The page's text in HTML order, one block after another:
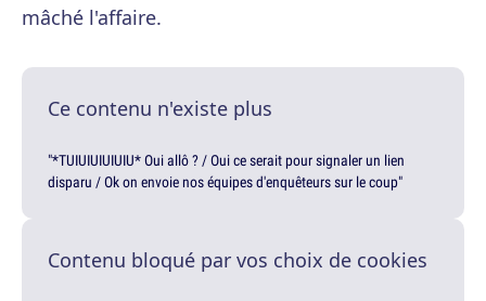
mâché l'affaire.
Ce contenu n'existe plus
"*TUIUIUIUIUIU* Oui allô ? / Oui ce serait pour signaler un lien
disparu / Ok on envoie nos équipes d'enquêteurs sur le coup"
Contenu bloqué par vos choix de cookies